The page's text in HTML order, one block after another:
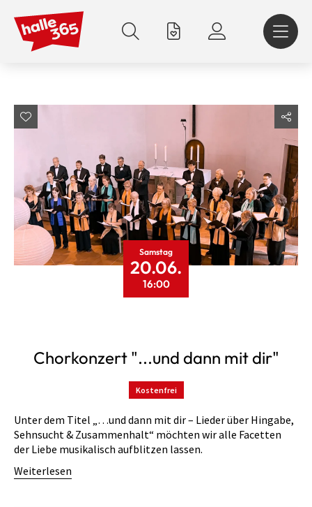
zum
Inhalt
Samstag
20.06.
16:00
Chorkonzert "...und dann mit dir"
Kostenfrei
Unter dem Titel „…und dann mit dir – Lieder über Hingabe,
Sehnsucht & Zusammenhalt“ möchten wir alle Facetten
der Liebe musikalisch aufblitzen lassen.
Weiterlesen